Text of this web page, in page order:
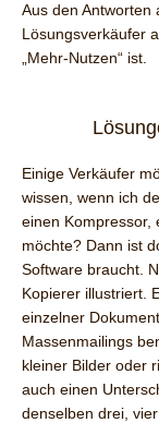
Aus den Antworten
Lösungsverkäufer
„Mehr-Nutzen“ ist.
Einige Verkäufer
wissen, wenn ich
einen Kompressor,
möchte? Dann ist
Software braucht.
Kopierer illustriert.
einzelner
Massenmailings
kleiner Bilder oder
auch einen
denselben drei,